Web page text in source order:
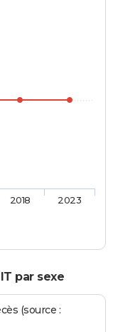
2018 2023
par sexe
(source :